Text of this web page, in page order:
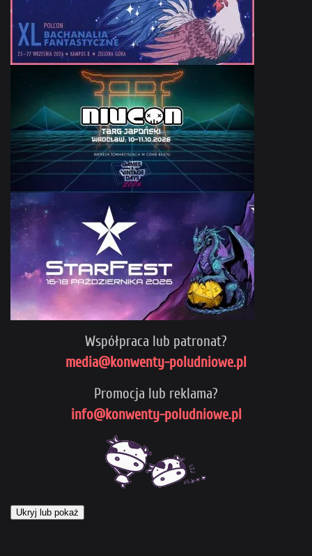
Współpraca lub patronat?
media@konwenty-poludniowe.pl
Promocja lub reklama?
info@konwenty-poludniowe.pl
Ukryj lub pokaż